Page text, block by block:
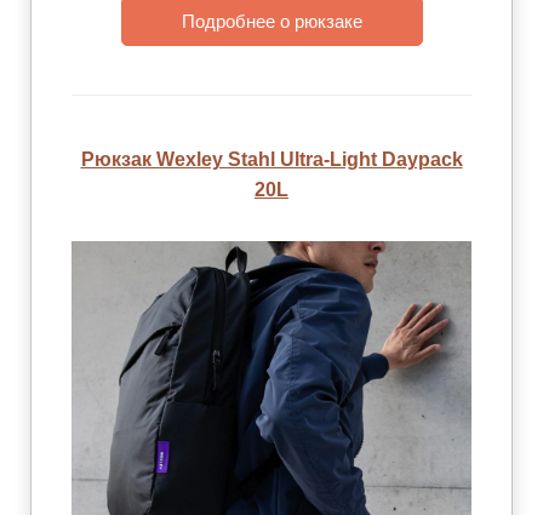
Подробнее о рюкзаке
Рюкзак Wexley Stahl Ultra-Light Daypack
20L